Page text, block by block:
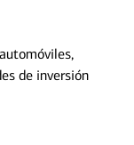
de inversión